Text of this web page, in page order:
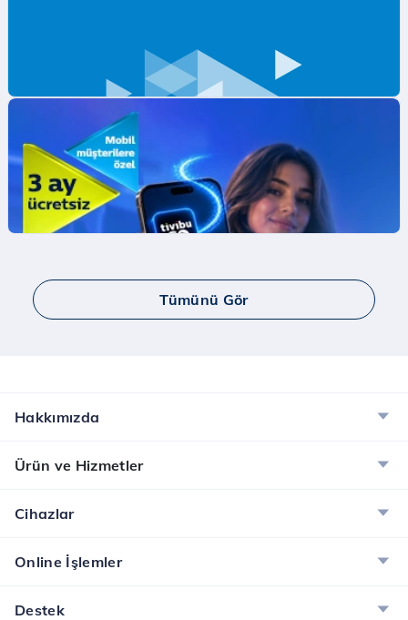
Mobil Ödeme ile ilk App Store Harcamana
İndirim Fırsatı!
Mobil Ödeme ile App Store'da ilk harcamana
indirim kazan.
İncele
Yaay ve Bip Ücretsiz İnternet Kampanyası
İncele
dünyanın tadını çıkarın!
İncele
Tümünü Gör
Hakkımızda
Ürün ve Hizmetler
Cihazlar
Online İşlemler
Destek